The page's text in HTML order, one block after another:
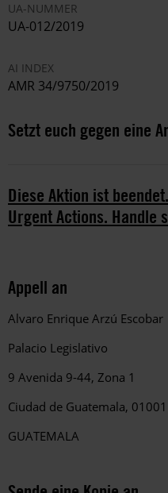
UA-NUMMER
UA-012/2019
AI INDEX
AMR 34/9750/2019
Setzt euch gegen eine
Diese Aktion ist
Urgent Actions. Handle
Appell an
Alvaro Enrique Arzú Escobar
Palacio Legislativo
9 Avenida 9-44, Zona 1
Ciudad de Guatemala, 01001
GUATEMALA